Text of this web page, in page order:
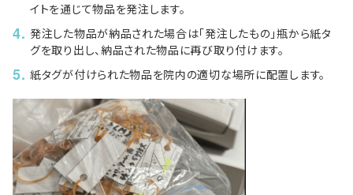
イトを通じて物品を発注します。
発注した物品が納品された場合は「発注したもの」瓶から紙タ
グを取り出し、納品された物品に再び取り付けます。
紙タグが付けられた物品を院内の適切な場所に配置します。